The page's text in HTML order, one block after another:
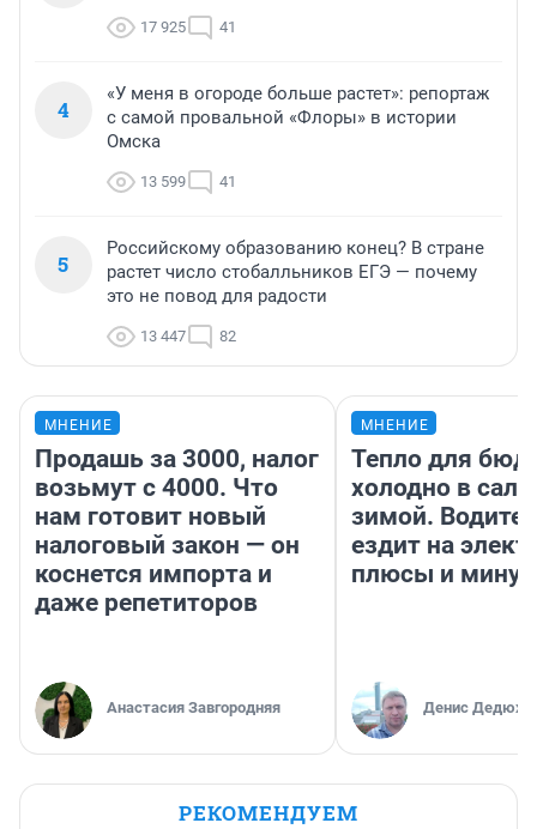
17 925 41
4
«У меня в огороде больше растет»: репортаж
с самой провальной «Флоры» в истории
Омска
13 599 41
5
Российскому образованию конец? В стране
растет число стобалльников ЕГЭ — почему
это не повод для радости
13 447 82
МНЕНИЕ
Продашь за 3000, налог
возьмут с 4000. Что
нам готовит новый
налоговый закон — он
коснется импорта и
даже репетиторов
Анастасия Завгородняя
МНЕНИЕ
Тепло для
холодно в
зимой.
ездит на
плюсы и
Денис
РЕКОМЕНДУЕМ